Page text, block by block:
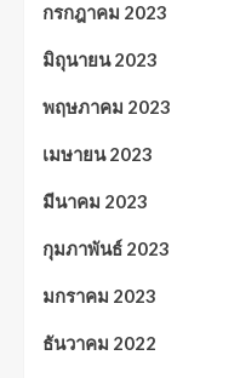
กรกฎาคม 2023
มิถุนายน 2023
พฤษภาคม 2023
เมษายน 2023
มีนาคม 2023
กุมภาพันธ์ 2023
มกราคม 2023
ธันวาคม 2022